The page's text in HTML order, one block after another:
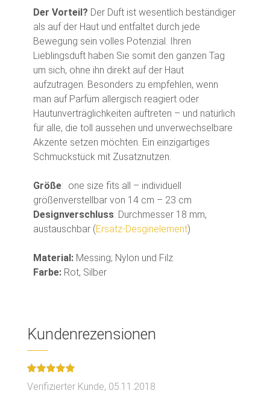
Der Vorteil? Der Duft ist wesentlich beständiger
als auf der Haut und entfaltet durch jede
Bewegung sein volles Potenzial. Ihren
Lieblingsduft haben Sie somit den ganzen Tag
um sich, ohne ihn direkt auf der Haut
aufzutragen. Besonders zu empfehlen, wenn
man auf Parfüm allergisch reagiert oder
Hautunverträglichkeiten auftreten – und natürlich
für alle, die toll aussehen und unverwechselbare
Akzente setzen möchten. Ein einzigartiges
Schmuckstück mit Zusatznutzen.
Größe: one size fits all – individuell
größenverstellbar von 14 cm – 23 cm
Designverschluss: Durchmesser 18 mm,
austauschbar (Ersatz-Desginelement)
Material: Messing; Nylon und Filz
Farbe: Rot, Silber
Kundenrezensionen
Verifizierter Kunde, 05.11.2018